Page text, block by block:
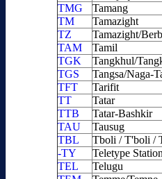
TMG
Tamang
TM
Tamazight
TZ
Tamazight/
TAM
Tamil
TGK
Tangkhul/
TGS
Tangsa/Naga-
TFT
Tarifit
TT
Tatar
TTB
Tatar-Bashkir
TAU
Tausug
TBL
Tboli / T'boli /
-TY
Teletype
TEL
Telugu